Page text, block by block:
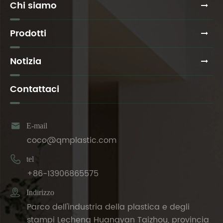
oggetti
salvaspazio?
Chi siamo
Prodotti
Notizia
Contattaci
 E-mail
coco@qmplastic.com
 tel
+86-13906865575
 Indirizzo
Parco dell'industria della plastica e degli
stampi Lecheng Huangyan Taizhou, provincia